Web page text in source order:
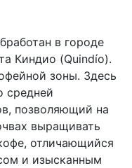
в городе
Киндио (Quindío).
зоны. Здесь
средней
позволяющий на
выращивать
отличающийся
и изысканным